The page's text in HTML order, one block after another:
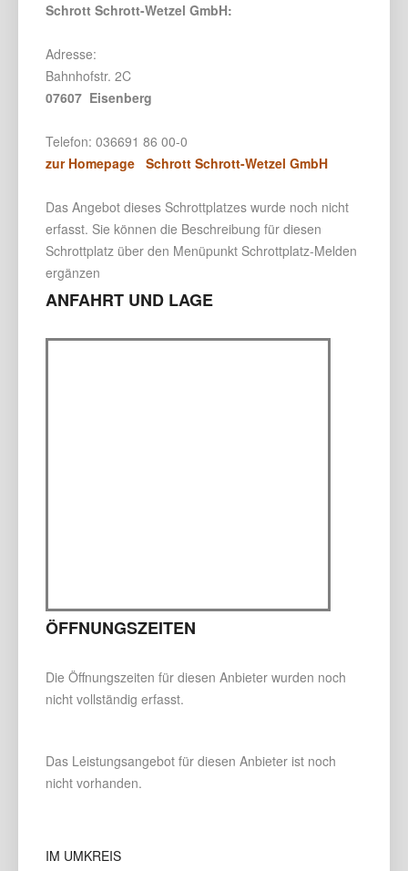
Schrott Schrott-Wetzel GmbH:
Adresse:
Bahnhofstr. 2C
07607 Eisenberg
Telefon: 036691 86 00-0
zur Homepage Schrott Schrott-Wetzel GmbH
Das Angebot dieses Schrottplatzes wurde noch nicht
erfasst. Sie können die Beschreibung für diesen
Schrottplatz über den Menüpunkt Schrottplatz-Melden
ergänzen
ANFAHRT UND LAGE
ÖFFNUNGSZEITEN
Die Öffnungszeiten für diesen Anbieter wurden noch
nicht vollständig erfasst.
Das Leistungsangebot für diesen Anbieter ist noch
nicht vorhanden.
IM UMKREIS